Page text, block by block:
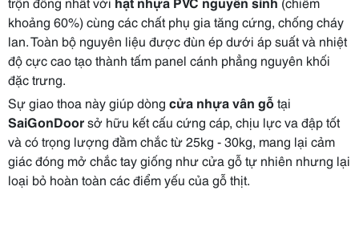
khoảng 60%) cùng các chất phụ gia tăng cứng, chống cháy
lan. Toàn bộ nguyên liệu được đùn ép dưới áp suất và nhiệt
độ cực cao tạo thành tấm panel cánh phẳng nguyên khối
đặc trưng.
Sự giao thoa này giúp dòng cửa nhựa vân gỗtại
SaiGonDoorsở hữu kết cấu cứng cáp, chịu lực va đập tốt
và có trọng lượng đầm chắc từ 25kg - 30kg, mang lại cảm
giác đóng mở chắc tay giống như cửa gỗ tự nhiên nhưng lại
loại bỏ hoàn toàn các điểm yếu của gỗ thịt.